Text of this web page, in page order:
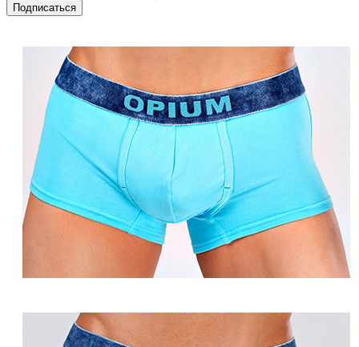
Подписаться